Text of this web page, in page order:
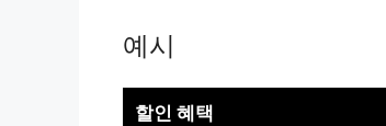
예시
할인 혜택